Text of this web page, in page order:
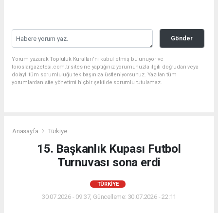
Gönder
Yorum yazarak Topluluk Kuralları’nı kabul etmiş bulunuyor ve
toroslargazetesi.com.tr sitesine yaptığınız yorumunuzla ilgili doğrudan veya
dolaylı tüm sorumluluğu tek başınıza üstleniyorsunuz. Yazılan tüm
yorumlardan site yönetimi hiçbir şekilde sorumlu tutulamaz.
Anasayfa Türkiye
15. Başkanlık Kupası Futbol
Turnuvası sona erdi
TÜRKIYE
30.07.2026 - 09:37, Güncelleme: 30.07.2026 - 22:11